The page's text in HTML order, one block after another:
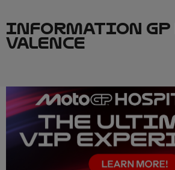
INFORMATION GP
VALENCE